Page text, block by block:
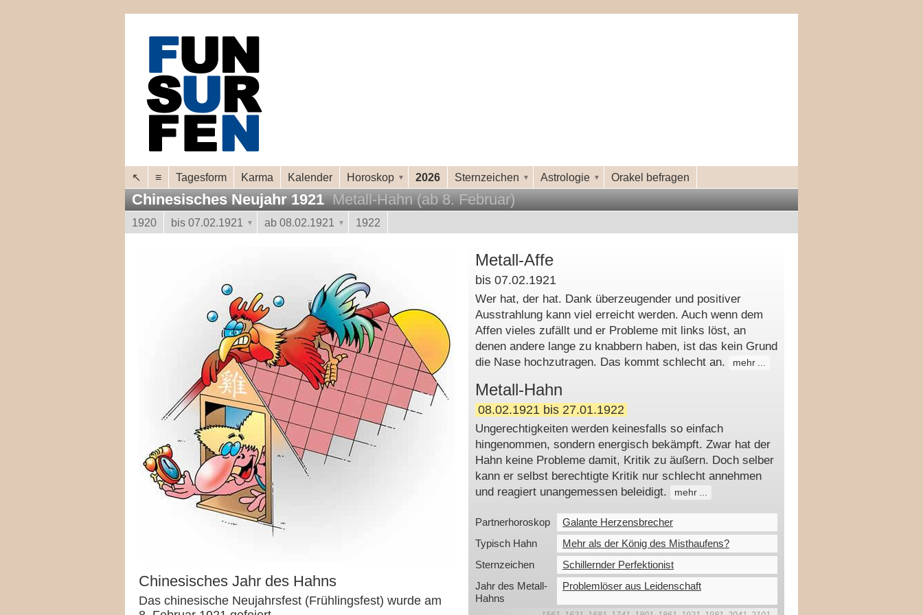
↖ ≡ Tagesform Karma Kalender Horoskop 2026 Sternzeichen Astrologie Orakel befragen
Chinesisches Neujahr 1921 Metall-Hahn (ab 8. Februar)
1920 bis 07.02.1921 ab 08.02.1921 1922
Chinesisches Jahr des Hahns
Das chinesische Neujahrsfest (Frühlingsfest) wurde am
Metall-Affe
bis 07.02.1921
Wer hat, der hat. Dank überzeugender und positiver
Ausstrahlung kann viel erreicht werden. Auch wenn dem
Affen vieles zufällt und er Probleme mit links löst, an
denen andere lange zu knabbern haben, ist das kein Grund
die Nase hochzutragen. Das kommt schlecht an.
mehr
Metall-Hahn
08.02.1921 bis 27.01.1922
Ungerechtigkeiten werden keinesfalls so einfach
hingenommen, sondern energisch bekämpft. Zwar hat der
Hahn keine Probleme damit, Kritik zu äußern. Doch selber
kann er selbst berechtigte Kritik nur schlecht annehmen
und reagiert unangemessen beleidigt.
mehr
Partnerhoroskop
Galante Herzensbrecher
Typisch Hahn
Mehr als der König des Misthaufens?
Sternzeichen
Schillernder Perfektionist
Jahr des Metall-
Hahns
Problemlöser aus Leidenschaft